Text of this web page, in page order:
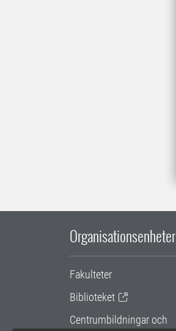
Organisationsenheter
Fakulteter
Biblioteket
Centrumbildningar och